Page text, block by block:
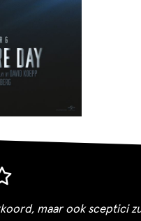
maar ook sceptici